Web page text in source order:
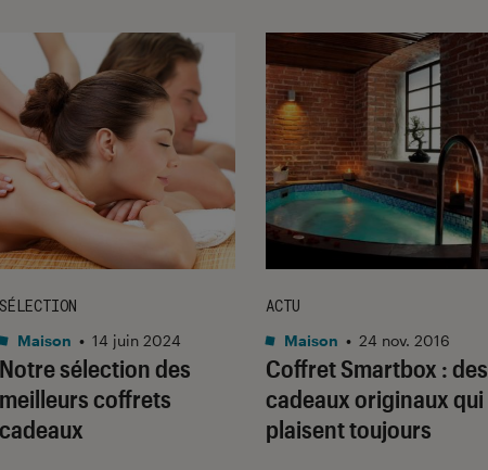
Notre sélection des
meilleurs coffrets
cadeaux
SÉLECTION
Maison • 14 juin 2024
Coffret Smartbox : des
cadeaux originaux qui
plaisent toujours
ACTU
Maison • 24 nov. 2016